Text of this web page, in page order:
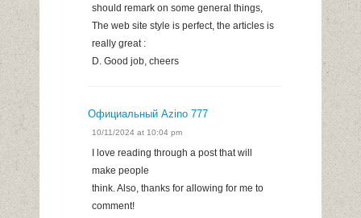
should remark on some general things,
The web site style is perfect, the articles is
really great :
D. Good job, cheers
Официальный Azino 777
10/11/2024 at 10:04 pm
I love reading through a post that will
make people
think. Also, thanks for allowing for me to
comment!